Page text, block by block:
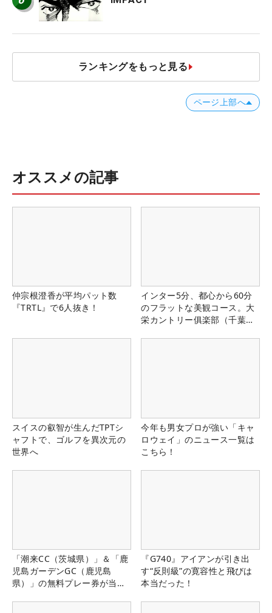
ランキングをもっと見る
ページ上部へ
オススメの記事
仲宗根澄香が平均パット数
『TRTL』で6人抜き！
インター5分、都心から60分
のフラットな美観コース。大
栄カントリー俱楽部（千葉
スイスの叡智が生んだTPTシ
ャフトで、ゴルフを異次元の
世界へ
今年も男女プロが強い「キャ
ロウェイ」のニュース一覧は
こちら！
「潮来CC（茨城県）」＆「鹿
児島ガーデンGC（鹿児島
県）」の無料プレー券が当た
『G740』アイアンが引き出
す“反則級”の寛容性と飛びは
本当だった！